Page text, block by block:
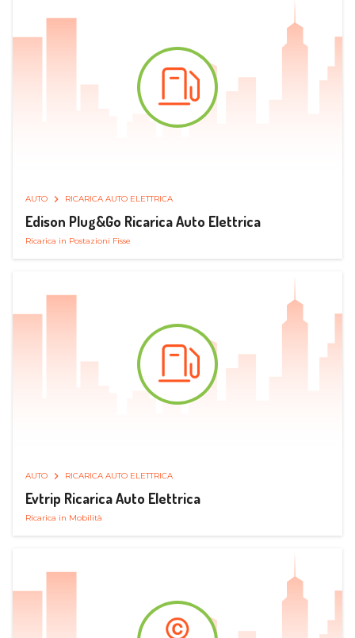
AUTO RICARICA AUTO ELETTRICA
Edison Plug&Go Ricarica Auto Elettrica
Ricarica in Postazioni Fisse
AUTO RICARICA AUTO ELETTRICA
Evtrip Ricarica Auto Elettrica
Ricarica in Mobilità